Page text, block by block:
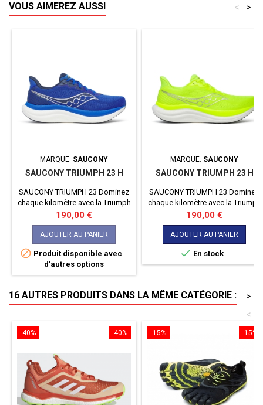
VOUS AIMEREZ AUSSI >
<
MARQUE: SAUCONY
SAUCONY TRIUMPH 23 H
SAUCONY TRIUMPH 23 Dominez
chaque kilomètre avec la Triumph
23 de Saucony. Conçue pour les
coureurs exigeants, cette
chaussure allie un amorti
exceptionnel et une réactivité
sans pareil. Laissez-vous porter
par un confort incomparable et
une performance inégalée à
Prix
190,00 €
AJOUTER AU PANIER
 Produit disponible avec
d'autres options
MARQUE: SAUCONY
SAUCONY TRIUMPH 23 H
SAUCONY TRIUMPH 23 Dominez
chaque kilomètre avec la Triumph
23 de Saucony. Conçue pour les
coureurs exigeants, cette
chaussure allie un amorti
exceptionnel et une réactivité
sans pareil. Laissez-vous porter
par un confort incomparable et
Prix
190,00 €
AJOUTER AU PANIER
 En stock
16 AUTRES PRODUITS DANS LA MÊME CATÉGORIE :
>
<
-40%
-40% -15%
-15%